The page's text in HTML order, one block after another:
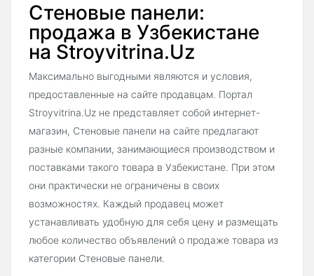
Стеновые панели:
продажа в Узбекистане
на Stroyvitrina.Uz
Максимально выгодными являются и условия,
предоставленные на сайте продавцам. Портал
Stroyvitrina.Uz не представляет собой интернет-
магазин, Стеновые панели на сайте предлагают
разные компании, занимающиеся производством и
поставками такого товара в Узбекистане. При этом
они практически не ограничены в своих
возможностях. Каждый продавец может
устанавливать удобную для себя цену и размещать
любое количество объявлений о продаже товара из
категории Стеновые панели.